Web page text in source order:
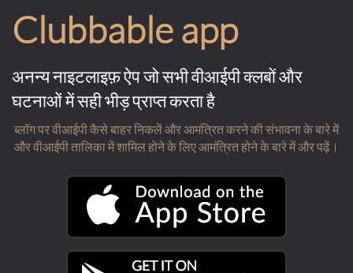
Clubbable app
अनन्य नाइटलाइफ़ ऐप जो सभी वीआईपी क्लबों और
घटनाओं में सही भीड़ प्राप्त करता है
ब्लॉग पर वीआईपी कैसे बाहर निकलें और आमंत्रित करने की संभावना के बारे में
और वीआईपी तालिका में शामिल होने के लिए आमंत्रित होने के बारे में और पढ़ें।